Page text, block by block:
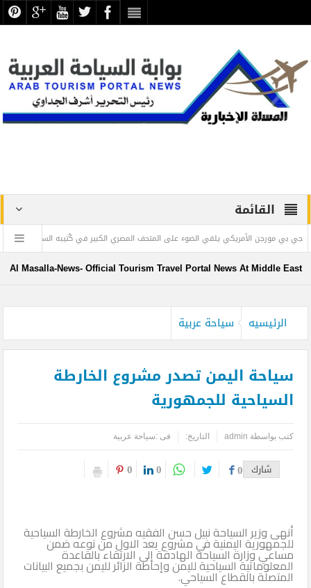
القائمة
الأمريكي يلقي الضوء على المتحف المصري الكبير في كُتيبه السنوي ”
Al Masalla-News- Official Tourism Travel Portal News At Middle East
الرئيسيه سياحة عربية
سياحة اليمن تصدر مشروع الخارطة
السياحية للجمهورية
كتب بواسطة admin التاريخ: فى :سياحة عربية
شارك 0
0
0
أنهى وزير السياحة نبيل حسن الفقيه مشروع الخارطة السياحية
للجمهورية اليمنية في مشروع يعد الاول من نوعه ضمن
مساعي وزارة السياحة الهادفة إلى الارتقاء بالقاعدة
المعلوماتية السياحية لليمن وإحاطة الزائر لليمن بجميع البيانات
المتصلة بالقطاع السياحي.